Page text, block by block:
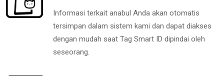
Informasi terkait anabul Anda akan otomatis
tersimpan dalam sistem kami dan dapat diakses
dengan mudah saat Tag Smart ID dipindai oleh
seseorang.